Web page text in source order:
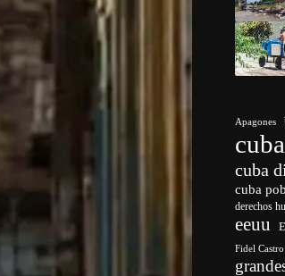
Apagones
cuba
cuba
cuba
derechos
eeuu
Fidel Castro